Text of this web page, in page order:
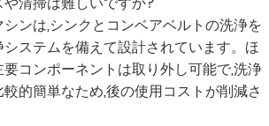
ンは,シンクとコンベアベルトの洗浄を
ステムを備えて設計されています。ほ
コンポーネントは取り外し可能で,洗浄
的簡単なため,後の使用コストが削減さ